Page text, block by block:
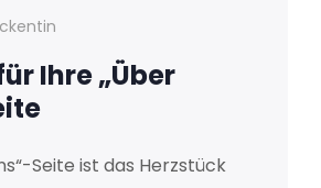
Ihre „Über
Seite ist das Herzstück